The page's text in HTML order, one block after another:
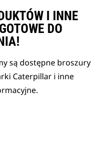
I INNE
DO
są dostępne broszury
Caterpillar i inne